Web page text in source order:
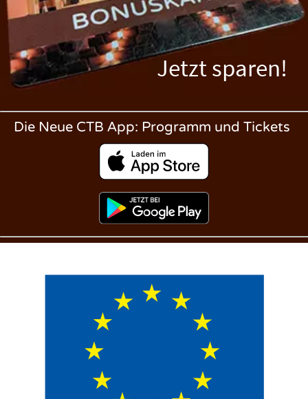
Jetzt sparen!
Die Neue CTB App: Programm und Tickets